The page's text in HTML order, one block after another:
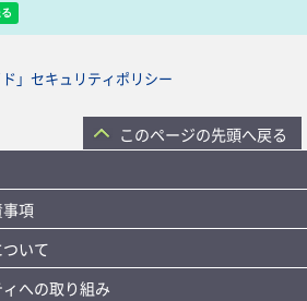
」セキュリティポリシー
このページの先頭へ戻る
項
いて
への取り組み